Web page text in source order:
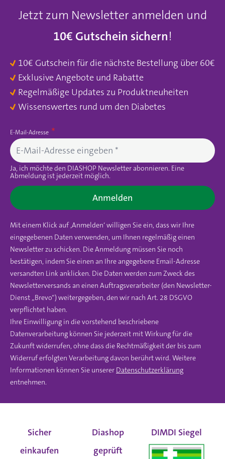
Jetzt zum Newsletter anmelden und
10€ Gutschein sichern!
10€ Gutschein für die nächste Bestellung über 60€
Exklusive Angebote und Rabatte
Regelmäßige Updates zu Produktneuheiten
Wissenswertes rund um den Diabetes
E-Mail-Adresse
Ja, ich möchte den DIASHOP Newsletter abonnieren. Eine
Abmeldung ist jederzeit möglich.
Anmelden
Mit einem Klick auf ‚Anmelden‘ willigen Sie ein, dass wir Ihre
eingegebenen Daten verwenden, um Ihnen regelmäßig einen
Newsletter zu schicken. Die Anmeldung müssen Sie noch
bestätigen, indem Sie einen an Ihre angegebene Email-Adresse
versandten Link anklicken. Die Daten werden zum Zweck des
Newsletterversands an einen Auftragsverarbeiter (den Newsletter-
Dienst „Brevo“) weitergegeben, den wir nach Art. 28 DSGVO
verpflichtet haben.
Ihre Einwilligung in die vorstehend beschriebene
Datenverarbeitung können Sie jederzeit mit Wirkung für die
Zukunft widerrufen, ohne dass die Rechtmäßigkeit der bis zum
Widerruf erfolgten Verarbeitung davon berührt wird. Weitere
Informationen können Sie unserer Datenschutzerklärung
entnehmen.
Sicher
einkaufen
Diashop
geprüft
DIMDI Siegel